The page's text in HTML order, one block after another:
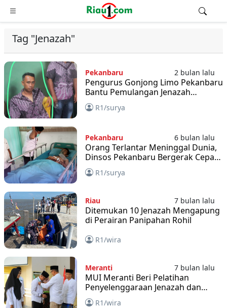
Tag "Jenazah"
Pekanbaru 2 bulan lalu
Pengurus Gonjong Limo Pekanbaru
Bantu Pemulangan Jenazah
Perantau asal Limapuluh Kota dari
Sukabumi
R1/surya
Pekanbaru 6 bulan lalu
Orang Terlantar Meninggal Dunia,
Dinsos Pekanbaru Bergerak Cepat
Urus Pemakaman Jenazah
R1/surya
Riau 7 bulan lalu
Ditemukan 10 Jenazah Mengapung
di Perairan Panipahan Rohil
R1/wira
Meranti 7 bulan lalu
MUI Meranti Beri Pelatihan
Penyelenggaraan Jenazah dan
Khatib
R1/wira